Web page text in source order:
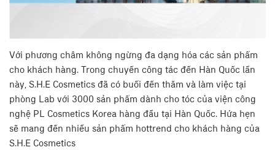
Với phương châm không ngừng đa dạng hóa các sản phẩm
cho khách hàng. Trong chuyến công tác đến Hàn Quốc lần
này, S.H.E Cosmetics đã có buổi đến thăm và làm việc tại
phòng Lab với 3000 sản phẩm dành cho tóc của viện công
nghệ PL Cosmetics Korea hàng đầu tại Hàn Quốc. Hứa hẹn
sẽ mang đến nhiều sản phẩm hottrend cho khách hàng của
S.H.E Cosmetics